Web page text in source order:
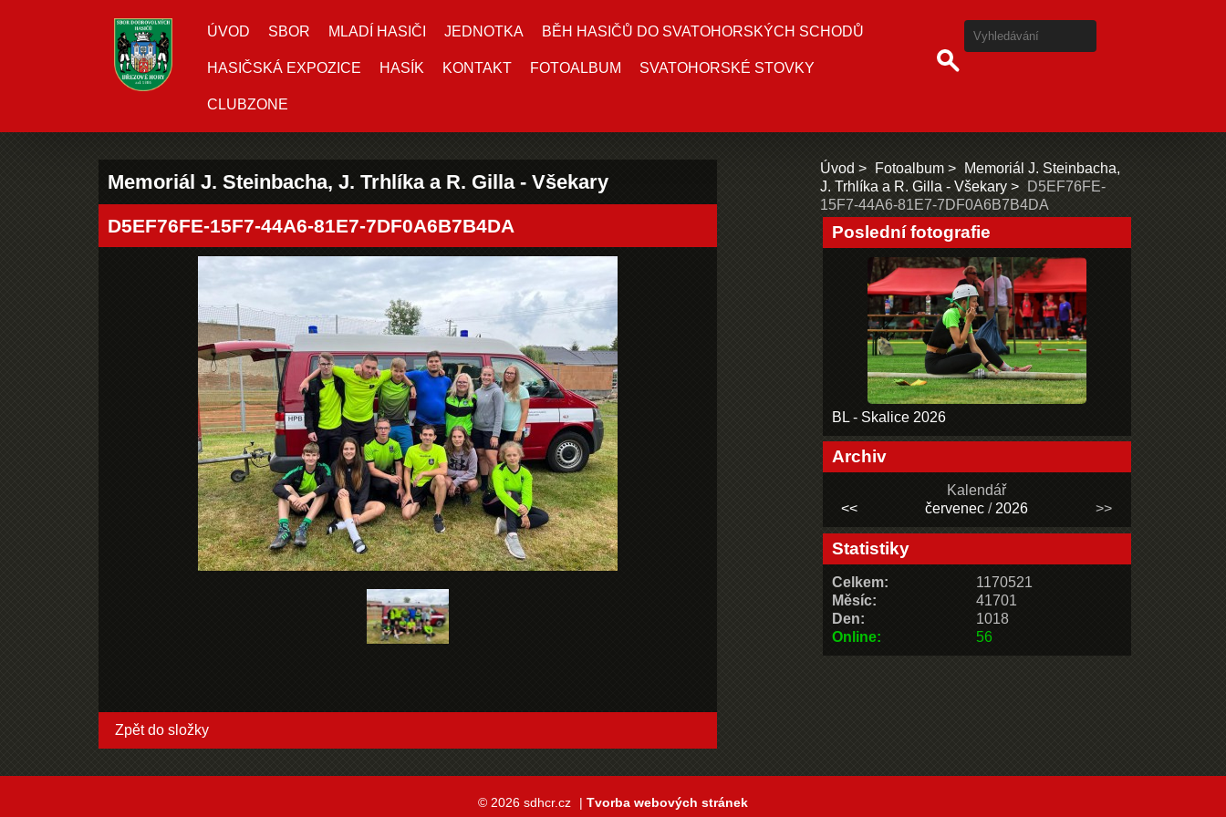
ÚVOD SBOR MLADÍ HASIČI JEDNOTKA BĚH HASIČŮ DO SVATOHORSKÝCH SCHODŮ
HASIČSKÁ EXPOZICE HASÍK KONTAKT FOTOALBUM SVATOHORSKÉ STOVKY
CLUBZONE
Memoriál J. Steinbacha, J. Trhlíka a R. Gilla - Všekary
D5EF76FE-15F7-44A6-81E7-7DF0A6B7B4DA
Zpět do složky
Úvod Fotoalbum
Memoriál J. Steinbacha,
J. Trhlíka a R. Gilla - Všekary
D5EF76FE-
15F7-44A6-81E7-7DF0A6B7B4DA
Poslední fotografie
BL - Skalice 2026
Archiv
Kalendář
<<
červenec/ 2026 >>
Statistiky
Online: 56
Celkem:
1170521
Měsíc:
41701
Den:
1018
© 2026 sdhcr.cz | Tvorba webových stránek